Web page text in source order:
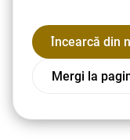
Încearcă din
Mergi la